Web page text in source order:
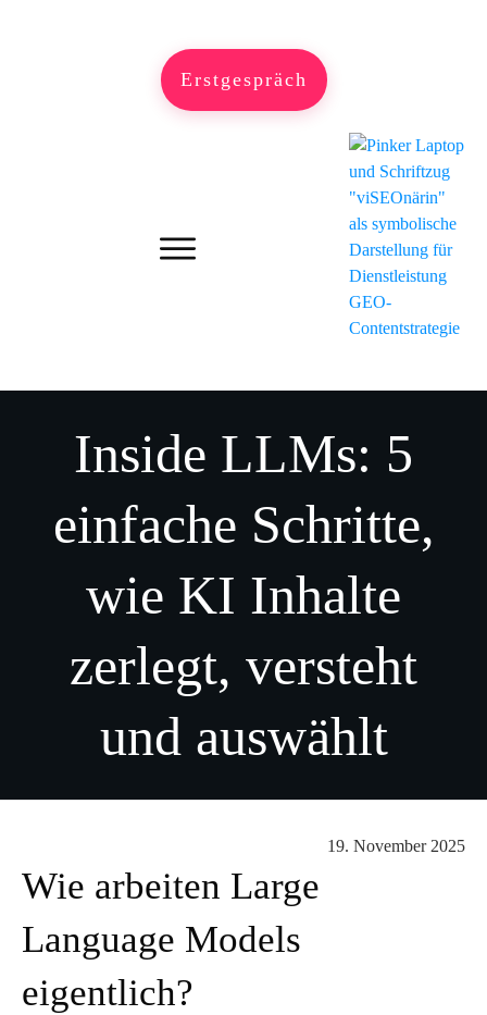
Erstgespräch
Inside LLMs: 5
einfache Schritte,
wie KI Inhalte
zerlegt, versteht
und auswählt
19. November 2025
Wie arbeiten Large
Language Models
eigentlich?